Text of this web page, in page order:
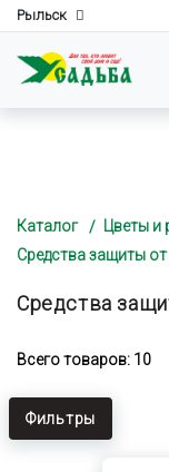
Рыльск
Каталог Цветы и
Средства защиты
Средства
Всего товаров: 10
Фильтры